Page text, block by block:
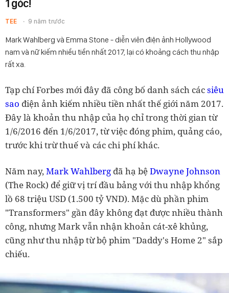
1 góc!
TEE 9 năm trước
Mark Wahlberg và Emma Stone - diễn viên điện ảnh Hollywood
nam và nữ kiếm nhiều tiền nhất 2017, lại có khoảng cách thu nhập
rất xa.
Tạp chí Forbes mới đây đã công bố danh sách cácsiêu
sao điện ảnh kiếm nhiều tiền nhất thế giới năm 2017.
Đây là khoản thu nhập của họ chỉ trong thời gian từ
1/6/2016 đến 1/6/2017, từ việc đóng phim, quảng cáo,
trước khi trừ thuế và các chi phí khác.
Năm nay,Mark Wahlberg đã hạ bệDwayne Johnson
(The Rock) để giữ vị trí đầu bảng với thu nhập khổng
lồ 68 triệu USD (1.500 tỷ VND). Mặc dù phần phim
"Transformers" gần đây không đạt được nhiều thành
công, nhưng Mark vẫn nhận khoản cát-xê khủng,
cũng như thu nhập từ bộ phim "Daddy's Home 2" sắp
chiếu.